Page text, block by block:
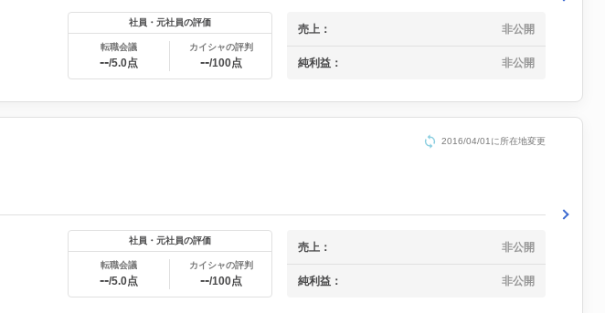
社員・元社員の評価
転職会議
--/5.0点
カイシャの評判
--/100点
売上： 非公開
純利益： 非公開
2016/04/01に所在地変更
社員・元社員の評価
転職会議
--/5.0点
カイシャの評判
--/100点
売上： 非公開
純利益： 非公開